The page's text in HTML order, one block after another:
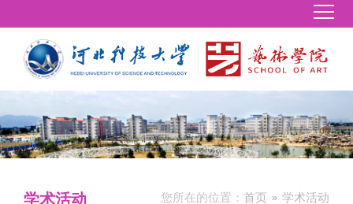
您所在的位置： 首页 学术活动
学术活动